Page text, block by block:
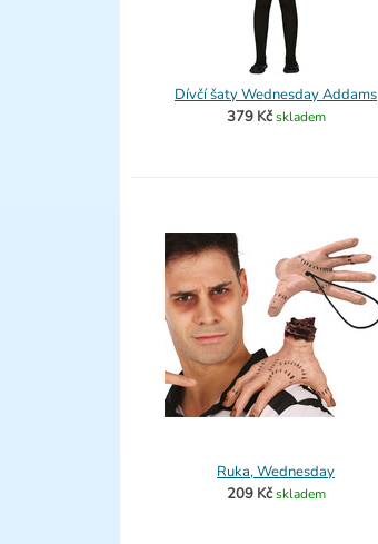
Dívčí šaty Wednesday Addams
379 Kč skladem
Ruka, Wednesday
209 Kč skladem